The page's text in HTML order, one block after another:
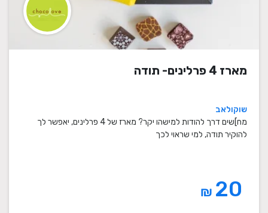
מארז 4 פרלינים- תודה
שוקולאב
מח]שים דרך להודות למישהו יקר? מארז של 4 פרלינים, יאפשר לך
להוקיר תודה, למי שראוי לכך
₪